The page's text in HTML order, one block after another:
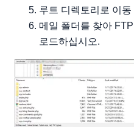
루트 디렉토리로 이동
메일 폴더를 찾아
로드하십시오.